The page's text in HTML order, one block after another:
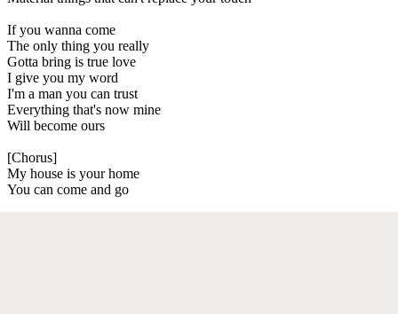
If you wanna come
The only thing you really
Gotta bring is true love
I give you my word
I'm a man you can trust
Everything that's now mine
Will become ours
[Chorus]
My house is your home
You can come and go